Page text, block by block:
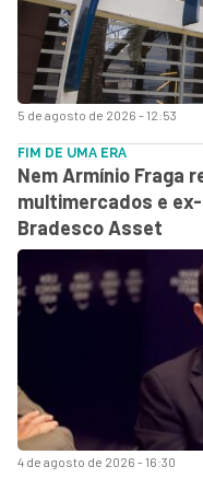
5 de agosto de 2026 - 12:53
4 de agosto de 2026 - 16:30
FIM DE UMA ERA
Nem Armínio Fraga
multimercados e
Bradesco Asset